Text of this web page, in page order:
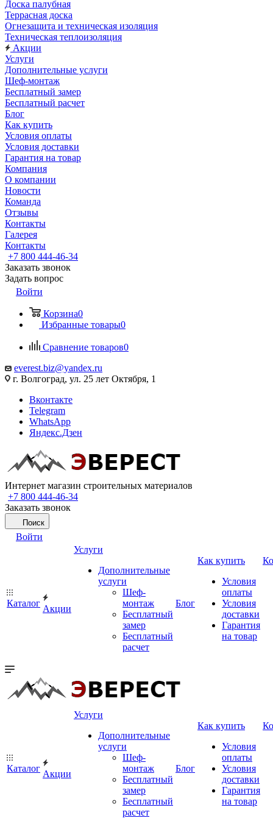
Доска палубная
Террасная доска
Огнезащита и техническая изоляция
Техническая теплоизоляция
Акции
Услуги
Дополнительные услуги
Шеф-монтаж
Бесплатный замер
Бесплатный расчет
Блог
Как купить
Условия оплаты
Условия доставки
Гарантия на товар
Компания
О компании
Новости
Команда
Отзывы
Контакты
Галерея
Контакты
+7 800 444-46-34
Заказать звонок
Задать вопрос
Войти
Корзина0
Избранные товары0
Сравнение товаров0
everest.biz@yandex.ru
г. Волгоград, ул. 25 лет Октября, 1
Вконтакте
Telegram
WhatsApp
Яндекс.Дзен
Интернет магазин строительных материалов
+7 800 444-46-34
Заказать звонок
Поиск
Войти
Каталог
Акции
Услуги
Дополнительные
услуги
Шеф-
монтаж
Бесплатный
замер
Бесплатный
расчет
Блог
Как купить
Условия
оплаты
Условия
доставки
Гарантия
на товар
Каталог
Акции
Услуги
Дополнительные
услуги
Шеф-
монтаж
Бесплатный
замер
Бесплатный
расчет
Блог
Как купить
Условия
оплаты
Условия
доставки
Гарантия
на товар